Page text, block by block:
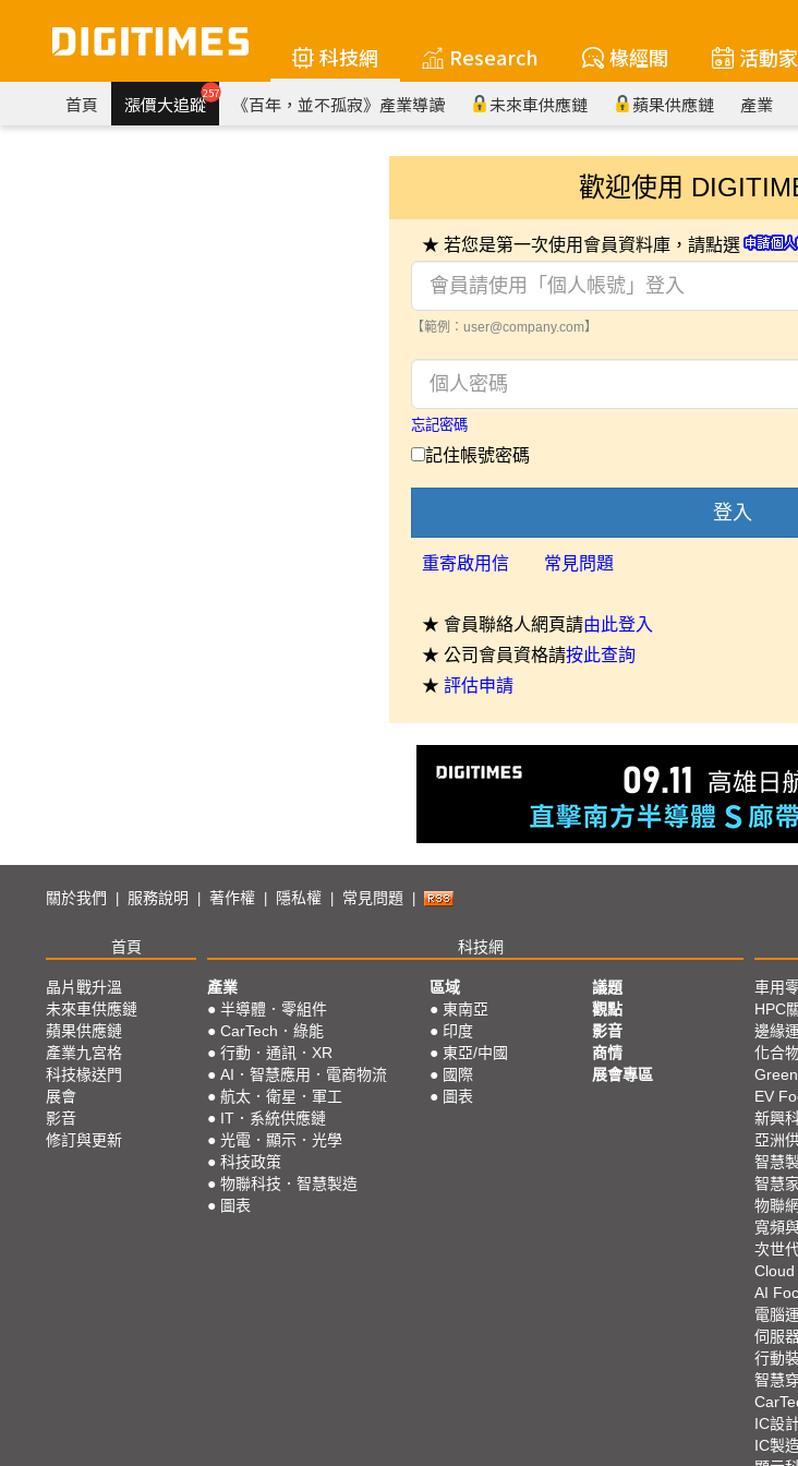
科技網 Research 椽經閣 活動家
首頁 漲價大追蹤257 《百年，並不孤寂》產業導讀 未來車供應鏈 蘋果供應鏈 產業
歡迎使用
★ 若您是第一次使用會員資料庫，請點選
【範例：user@company.com】
忘記密碼
記住帳號密碼
登入
重寄啟用信 常見問題
★ 會員聯絡人網頁請由此登入
★ 公司會員資格請按此查詢
★ 評估申請
關於我們 服務說明 著作權 隱私權 常見問題
首頁 科技網
晶片戰升溫
未來車供應鏈
蘋果供應鏈
產業九宮格
科技椽送門
展會
影音
修訂與更新
產業
● 半導體．零組件
● CarTech．綠能
● 行動．通訊．XR
● AI．智慧應用．電商物流
● 航太．衛星．軍工
● IT．系統供應鏈
● 光電．顯示．光學
● 科技政策
● 物聯科技．智慧製造
● 圖表
區域
● 東南亞
● 印度
● 東亞/中國
● 國際
● 圖表
議題
觀點
影音
商情
展會專區
車用
HPC
邊緣
化合
EV
新興
亞洲
智慧
智慧
物聯網
寬頻
次世
Cloud
AI
電腦
伺服
行動
智慧
IC設
IC製